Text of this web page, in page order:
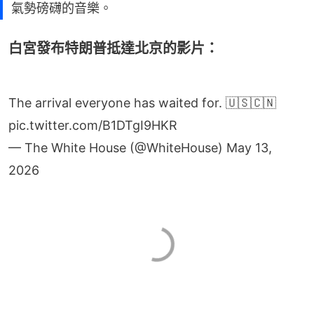
氣勢磅礴的音樂。
白宮發布特朗普抵達北京的影片：
pic.twitter.com/B1DTgI9HKR
— The White House (@WhiteHouse)
2026